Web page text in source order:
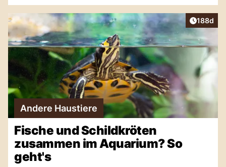
Artikel
188d
Andere Haustiere
Fische und Schildkröten
zusammen im Aquarium? So
geht's